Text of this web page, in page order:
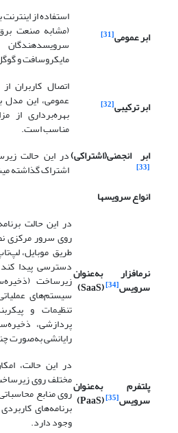
ابر عمومی[31]
استفاده از
(مشابه صنعت
مایکروسافت و
ابر ترکیبی[32]
اتصال کاربران
عمومی، این مدل
بهره‌برداری از
مناسب است.
ابر انجمنی(اشتراکی)
[33]
در این حالت
اشتراک گذاشته
انواع سرویس­ها
نرم­افزار به‌عنوان
سرویس[34]
(
SaaS
)
در این حالت
روی سرور مرکزی
طریق موبایل،
دسترسی پیدا
زیرساخت
سیستم‌های
تنظیمات و
پردازشی،
رایانشی به‌صورت
پلتفرم به‌عنوان
سرویس[35]
(
PaaS
)
در این حالت،
مختلف روی
روی منابع
برنامه‌های
وجود دارد.